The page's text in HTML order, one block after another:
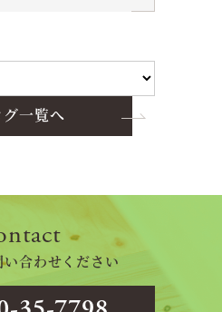
グ一覧へ
い合わせください